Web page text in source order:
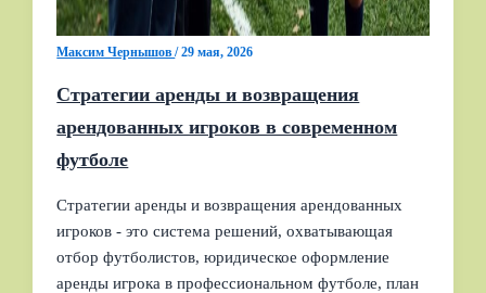
Максим Чернышов/29 мая, 2026
Стратегии аренды и возвращения
арендованных игроков в современном
футболе
Стратегии аренды и возвращения арендованных
игроков - это система решений, охватывающая
отбор футболистов, юридическое оформление
аренды игрока в профессиональном футболе, план